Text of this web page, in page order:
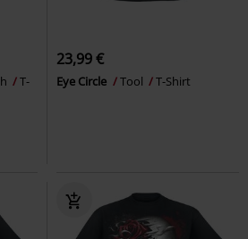
T-
23,99 €
Eye Circle Tool T-Shirt